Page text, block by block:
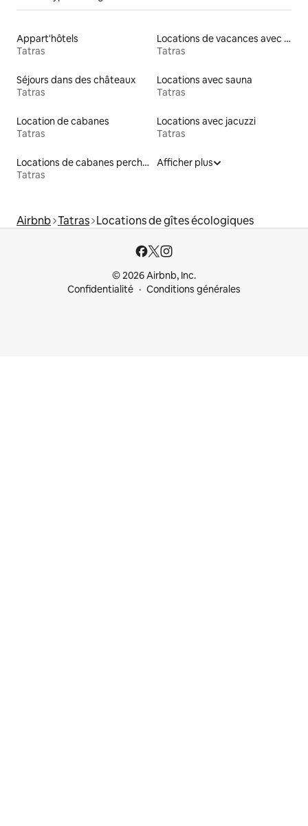
Appart'hôtels
Tatras
Locations de vacances avec piscine
Tatras
Séjours dans des châteaux
Tatras
Locations avec sauna
Tatras
Location de cabanes
Tatras
Locations avec jacuzzi
Tatras
Locations de cabanes perchées
Tatras
Afficher plus
Airbnb Tatras Locations de gîtes écologiques
© 2026 Airbnb, Inc.
Confidentialité
Conditions générales